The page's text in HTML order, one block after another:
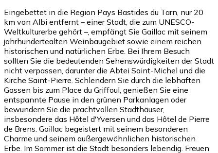
Eingebettet in die Region Pays Bastides du Tarn, nur 20
km von Albi entfernt – einer Stadt, die zum UNESCO-
Weltkulturerbe gehört –, empfängt Sie Gaillac mit seinem
jahrhundertealten Weinbaugebiet sowie einem reichen
historischen und natürlichen Erbe. Bei Ihrem Besuch
sollten Sie die bedeutenden Sehenswürdigkeiten der Stadt
nicht verpassen, darunter die Abtei Saint-Michel und die
Kirche Saint-Pierre. Schlendern Sie durch die lebhaften
Gassen bis zum Place du Griffoul, genießen Sie eine
entspannte Pause in den grünen Parkanlagen oder
bewundern Sie die prachtvollen Stadthäuser,
insbesondere das Hôtel d'Yversen und das Hôtel de Pierre
de Brens. Gaillac begeistert mit seinem besonderen
Charme und seinem außergewöhnlichen historischen
Erbe. Im Sommer ist die Stadt besonders lebendig. Freuen